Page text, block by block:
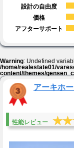
設計の自由度
価格
アフターサポート
Warning: Undefined
/home/realestate01/
content/themes/
アーキホ
性能レビュー